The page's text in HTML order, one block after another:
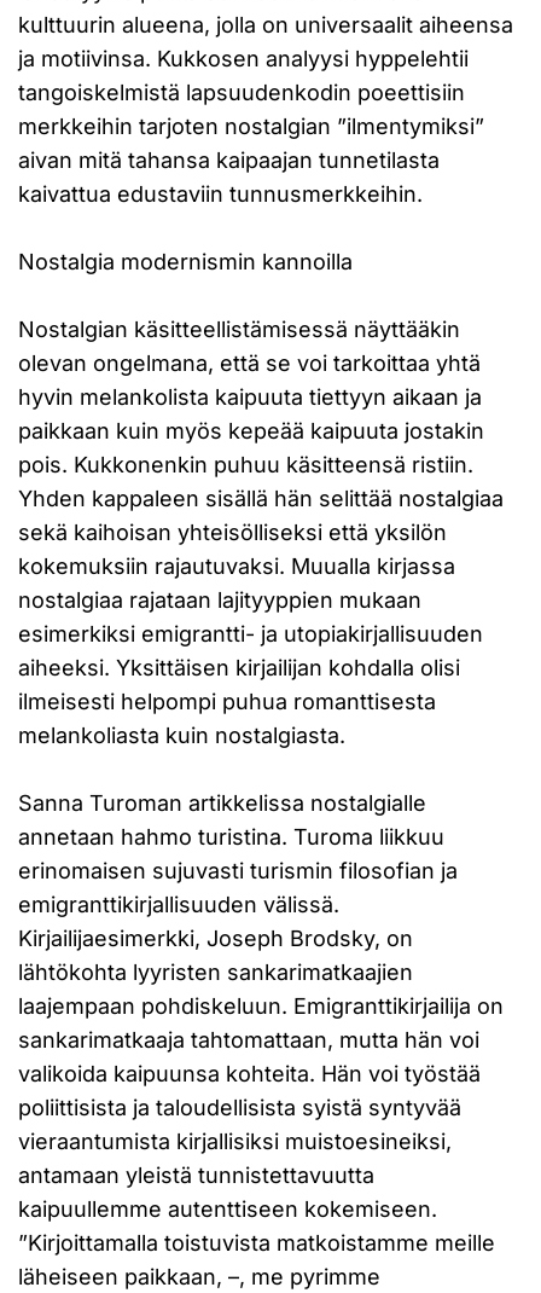
kulttuurin alueena, jolla on universaalit aiheensa
ja motiivinsa. Kukkosen analyysi hyppelehtii
tangoiskelmistä lapsuudenkodin poeettisiin
merkkeihin tarjoten nostalgian ”ilmentymiksi”
aivan mitä tahansa kaipaajan tunnetilasta
kaivattua edustaviin tunnusmerkkeihin.
Nostalgia modernismin kannoilla
Nostalgian käsitteellistämisessä näyttääkin
olevan ongelmana, että se voi tarkoittaa yhtä
hyvin melankolista kaipuuta tiettyyn aikaan ja
paikkaan kuin myös kepeää kaipuuta jostakin
pois. Kukkonenkin puhuu käsitteensä ristiin.
Yhden kappaleen sisällä hän selittää nostalgiaa
sekä kaihoisan yhteisölliseksi että yksilön
kokemuksiin rajautuvaksi. Muualla kirjassa
nostalgiaa rajataan lajityyppien mukaan
esimerkiksi emigrantti- ja utopiakirjallisuuden
aiheeksi. Yksittäisen kirjailijan kohdalla olisi
ilmeisesti helpompi puhua romanttisesta
melankoliasta kuin nostalgiasta.
Sanna Turoman artikkelissa nostalgialle
annetaan hahmo turistina. Turoma liikkuu
erinomaisen sujuvasti turismin filosofian ja
emigranttikirjallisuuden välissä.
Kirjailijaesimerkki, Joseph Brodsky, on
lähtökohta lyyristen sankarimatkaajien
laajempaan pohdiskeluun. Emigranttikirjailija on
sankarimatkaaja tahtomattaan, mutta hän voi
valikoida kaipuunsa kohteita. Hän voi työstää
poliittisista ja taloudellisista syistä syntyvää
vieraantumista kirjallisiksi muistoesineiksi,
antamaan yleistä tunnistettavuutta
kaipuullemme autenttiseen kokemiseen.
”Kirjoittamalla toistuvista matkoistamme meille
läheiseen paikkaan, –, me pyrimme